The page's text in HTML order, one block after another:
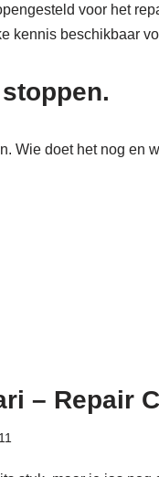
voor het
kennis beschikbaar
Wie doet het nog en
– Repair